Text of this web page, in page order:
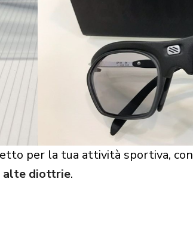
per la tua attività sportiva, con
alte diottrie.